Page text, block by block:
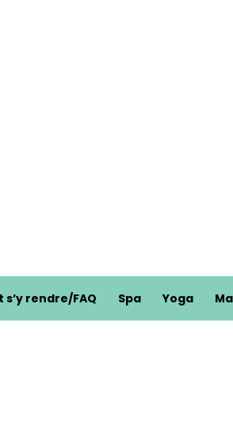
rendre/FAQ Spa Yoga